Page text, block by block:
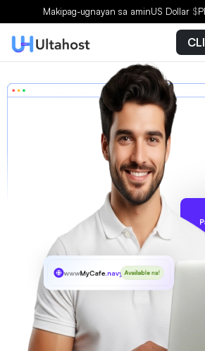
Makipag-ugnayan sa aminUS Dollar $
wwwMyCafe.navy Available na!